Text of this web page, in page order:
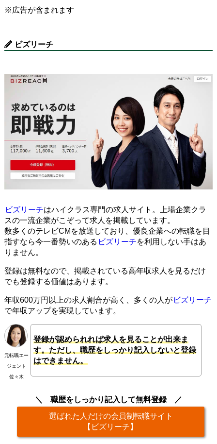
※広告が含まれます
ビズリーチ
ビズリーチはハイクラス専門の求人サイト。上場企業クラ
スの一流企業がこぞって求人を掲載しています。
数多くのテレビCMを放送しており、優良企業への転職を目
指すなら今一番勢いのある ビズリーチを利用しない手はあ
りません。
登録は無料なので、掲載されている高年収求人を見るだけ
でも登録する価値はあります。
年収600万円以上の求人割合が高く、多くの人が ビズリーチ
で年収アップを実現しています。
元転職エー
ジェント
佐々木
登録が認められれば求人を見ることが出来ま
す。ただし、職歴をしっかり記入しないと登録
はできません。
職歴をしっかり記入して無料登録
選ばれた人だけの会員制転職サイト
【ビズリーチ】